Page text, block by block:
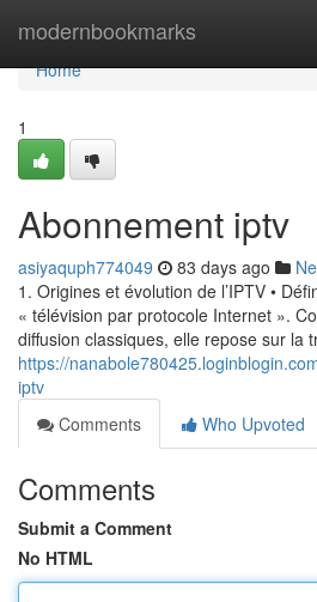
modernbookmarks
Home
Home
1
Abonnement iptv
asiyaquph774049 83 days ago
1. Origines et évolution de l’IPTV •
« télévision par protocole Internet ».
diffusion classiques, elle repose sur la
https://
iptv
Comments
Who Upvoted
Comments
Submit a Comment
No HTML